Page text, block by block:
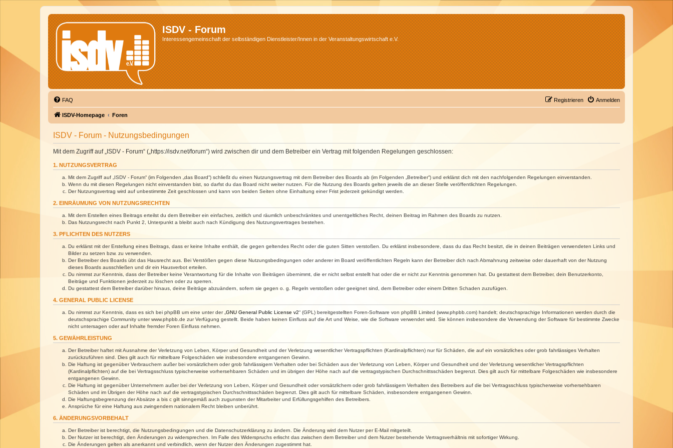
ISDV - Forum
Interessengemeinschaft der selbständigen Dienstleister/Innen in der Veranstaltungswirtschaft e.V.
FAQ Anmelden
Registrieren
ISDV-Homepage Foren
ISDV - Forum - Nutzungsbedingungen
Mit dem Zugriff auf „ISDV - Forum“ („https://isdv.net/forum“) wird zwischen dir und dem Betreiber ein Vertrag mit folgenden Regelungen geschlossen:
1. NUTZUNGSVERTRAG
Mit dem Zugriff auf „ISDV - Forum“ (im Folgenden „das Board“) schließt du einen Nutzungsvertrag mit dem Betreiber des Boards ab (im Folgenden „Betreiber“) und erklärst dich mit den nachfolgenden Regelungen einverstanden.
Wenn du mit diesen Regelungen nicht einverstanden bist, so darfst du das Board nicht weiter nutzen. Für die Nutzung des Boards gelten jeweils die an dieser Stelle veröffentlichten Regelungen.
Der Nutzungsvertrag wird auf unbestimmte Zeit geschlossen und kann von beiden Seiten ohne Einhaltung einer Frist jederzeit gekündigt werden.
2. EINRÄUMUNG VON NUTZUNGSRECHTEN
Mit dem Erstellen eines Beitrags erteilst du dem Betreiber ein einfaches, zeitlich und räumlich unbeschränktes und unentgeltliches Recht, deinen Beitrag im Rahmen des Boards zu nutzen.
Das Nutzungsrecht nach Punkt 2, Unterpunkt a bleibt auch nach Kündigung des Nutzungsvertrages bestehen.
3. PFLICHTEN DES NUTZERS
Du erklärst mit der Erstellung eines Beitrags, dass er keine Inhalte enthält, die gegen geltendes Recht oder die guten Sitten verstoßen. Du erklärst insbesondere, dass du das Recht besitzt, die in deinen Beiträgen verwendeten Links und
Bilder zu setzen bzw. zu verwenden.
Der Betreiber des Boards übt das Hausrecht aus. Bei Verstößen gegen diese Nutzungsbedingungen oder anderer im Board veröffentlichten Regeln kann der Betreiber dich nach Abmahnung zeitweise oder dauerhaft von der Nutzung
dieses Boards ausschließen und dir ein Hausverbot erteilen.
Du nimmst zur Kenntnis, dass der Betreiber keine Verantwortung für die Inhalte von Beiträgen übernimmt, die er nicht selbst erstellt hat oder die er nicht zur Kenntnis genommen hat. Du gestattest dem Betreiber, dein Benutzerkonto,
Beiträge und Funktionen jederzeit zu löschen oder zu sperren.
Du gestattest dem Betreiber darüber hinaus, deine Beiträge abzuändern, sofern sie gegen o. g. Regeln verstoßen oder geeignet sind, dem Betreiber oder einem Dritten Schaden zuzufügen.
4. GENERAL PUBLIC LICENSE
Du nimmst zur Kenntnis, dass es sich bei phpBB um eine unter der „ GNU General Public License v2“ (GPL) bereitgestellten Foren-Software von phpBB Limited (www.phpbb.com) handelt; deutschsprachige Informationen werden durch die
deutschsprachige Community unter www.phpbb.de zur Verfügung gestellt. Beide haben keinen Einfluss auf die Art und Weise, wie die Software verwendet wird. Sie können insbesondere die Verwendung der Software für bestimmte Zwecke
nicht untersagen oder auf Inhalte fremder Foren Einfluss nehmen.
5. GEWÄHRLEISTUNG
Der Betreiber haftet mit Ausnahme der Verletzung von Leben, Körper und Gesundheit und der Verletzung wesentlicher Vertragspflichten (Kardinalpflichten) nur für Schäden, die auf ein vorsätzliches oder grob fahrlässiges Verhalten
zurückzuführen sind. Dies gilt auch für mittelbare Folgeschäden wie insbesondere entgangenen Gewinn.
Die Haftung ist gegenüber Verbrauchern außer bei vorsätzlichem oder grob fahrlässigem Verhalten oder bei Schäden aus der Verletzung von Leben, Körper und Gesundheit und der Verletzung wesentlicher Vertragspflichten
(Kardinalpflichten) auf die bei Vertragsschluss typischerweise vorhersehbaren Schäden und im übrigen der Höhe nach auf die vertragstypischen Durchschnittsschäden begrenzt. Dies gilt auch für mittelbare Folgeschäden wie insbesondere
entgangenen Gewinn.
Die Haftung ist gegenüber Unternehmern außer bei der Verletzung von Leben, Körper und Gesundheit oder vorsätzlichem oder grob fahrlässigem Verhalten des Betreibers auf die bei Vertragsschluss typischerweise vorhersehbaren
Schäden und im Übrigen der Höhe nach auf die vertragstypischen Durchschnittsschäden begrenzt. Dies gilt auch für mittelbare Schäden, insbesondere entgangenen Gewinn.
Die Haftungsbegrenzung der Absätze a bis c gilt sinngemäß auch zugunsten der Mitarbeiter und Erfüllungsgehilfen des Betreibers.
Ansprüche für eine Haftung aus zwingendem nationalem Recht bleiben unberührt.
6. ÄNDERUNGSVORBEHALT
Der Betreiber ist berechtigt, die Nutzungsbedingungen und die Datenschutzerklärung zu ändern. Die Änderung wird dem Nutzer per E-Mail mitgeteilt.
Der Nutzer ist berechtigt, den Änderungen zu widersprechen. Im Falle des Widerspruchs erlischt das zwischen dem Betreiber und dem Nutzer bestehende Vertragsverhältnis mit sofortiger Wirkung.
Die Änderungen gelten als anerkannt und verbindlich, wenn der Nutzer den Änderungen zugestimmt hat.